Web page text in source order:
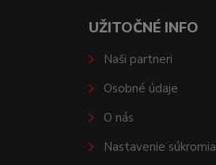
UŽITOČNÉ INFO
Naši partneri
Osobné údaje
O nás
Nastavenie súkromia